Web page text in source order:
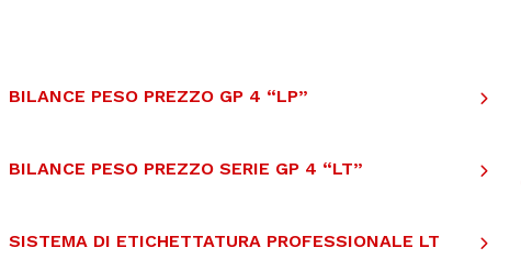
BILANCE PESO PREZZO GP 4 “LP”
BILANCE PESO PREZZO SERIE GP 4 “LT”
SISTEMA DI ETICHETTATURA PROFESSIONALE LT